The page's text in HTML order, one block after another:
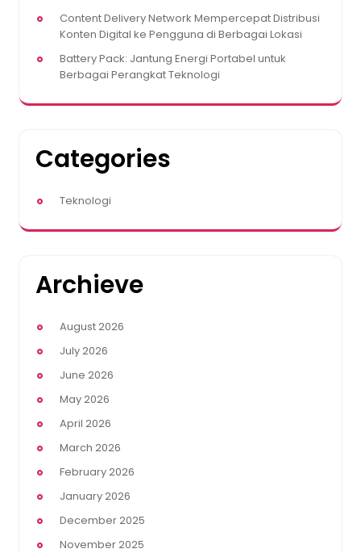
Content Delivery Network Mempercepat Distribusi
Konten Digital ke Pengguna di Berbagai Lokasi
Battery Pack: Jantung Energi Portabel untuk
Berbagai Perangkat Teknologi
Categories
Teknologi
Archieve
August 2026
July 2026
June 2026
May 2026
April 2026
March 2026
February 2026
January 2026
December 2025
November 2025